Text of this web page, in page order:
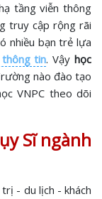
tầng viễn thông
truy cập rộng rãi
nhiều bạn trẻ lựa
tin. Vậyhọc
nào đào tạo
VNPC theo dõi
Sĩ ngành
- du lịch - khách